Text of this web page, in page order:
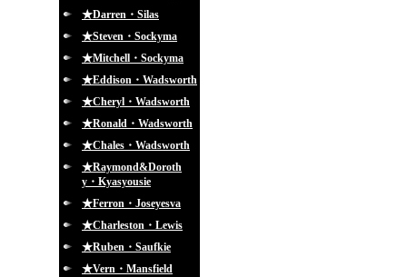
★Darren・Silas
★Steven・Sockyma
★Mitchell・Sockyma
★Eddison・Wadsworth
★Cheryl・Wadsworth
★Ronald・Wadsworth
★Chales・Wadsworth
★Raymond&Doroth
y・Kyasyousie
★Ferron・Joseyesva
★Charleston・Lewis
★Ruben・Saufkie
★Vern・Mansfield